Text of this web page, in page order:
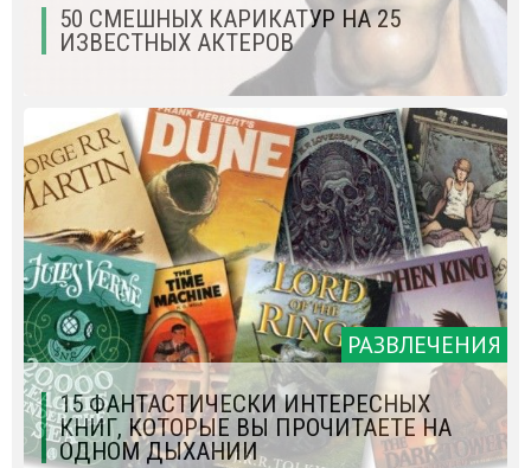
50 СМЕШНЫХ КАРИКАТУР НА 25
ИЗВЕСТНЫХ АКТЕРОВ
РАЗВЛЕЧЕНИЯ
15 ФАНТАСТИЧЕСКИ ИНТЕРЕСНЫХ
КНИГ, КОТОРЫЕ ВЫ ПРОЧИТАЕТЕ НА
ОДНОМ ДЫХАНИИ